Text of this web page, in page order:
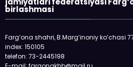
birlashmasi
Farg‘ona shahri, B.Marg‘inoniy ko‘chasi
index: 150105
telefon: 73-2445198